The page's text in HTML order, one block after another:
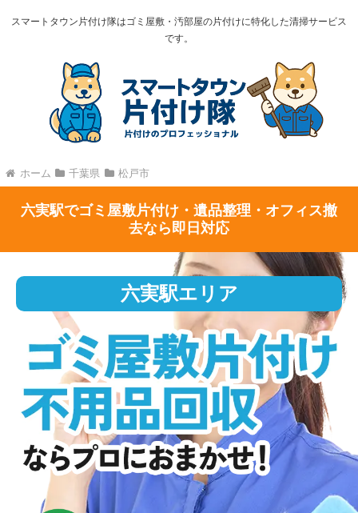
スマートタウン片付け隊はゴミ屋敷・汚部屋の片付けに特化した清掃サービス
です。
ホーム 千葉県 松戸市
六実駅でゴミ屋敷片付け・遺品整理・オフィス撤
去なら即日対応
六実駅エリア